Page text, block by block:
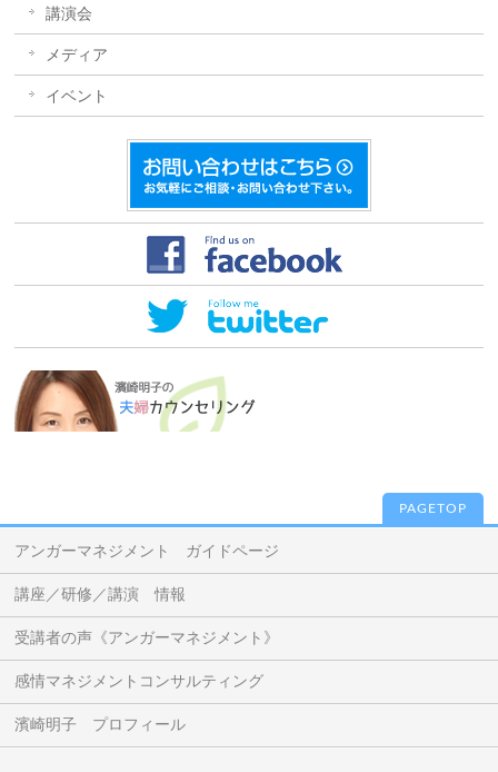
講演会
メディア
イベント
PAGETOP
アンガーマネジメント ガイドページ
講座／研修／講演 情報
受講者の声《アンガーマネジメント》
感情マネジメントコンサルティング
濱崎明子 プロフィール